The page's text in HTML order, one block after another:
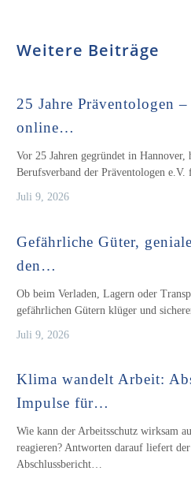
Weitere Beiträge
25 Jahre Präventologen
online…
Vor 25 Jahren gegründet in Hannover,
Berufsverband der Präventologen
Juli 9, 2026
Gefährliche Güter,
den…
Ob beim Verladen, Lagern oder
gefährlichen Gütern klüger und
Juli 9, 2026
Klima wandelt Arbeit:
Impulse für…
Wie kann der Arbeitsschutz wirksam
reagieren? Antworten darauf liefert
Abschlussbericht…